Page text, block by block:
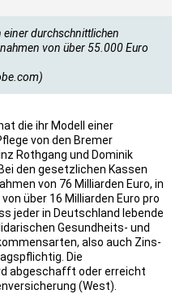
einer durchschnittlichen
von über 55.000 Euro
die ihr Modell einer
von den Bremer
Rothgang und Dominik
den gesetzlichen Kassen
von 76 Milliarden Euro, in
über 16 Milliarden Euro pro
jeder in Deutschland lebende
Gesundheits- und
also auch Zins-
Die
abgeschafft oder erreicht
(West).